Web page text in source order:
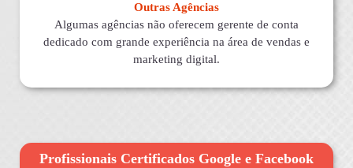
Outras Agências
Algumas agências não oferecem gerente de conta
dedicado com grande experiência na área de vendas e
marketing digital.
Profissionais Certificados Google e Facebook